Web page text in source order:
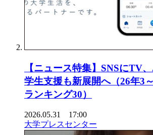
【ニュース特集】SNSにTV
学生支援も新展開へ（26年3
ランキング30）
2026.05.31 17:00
大学プレスセンター